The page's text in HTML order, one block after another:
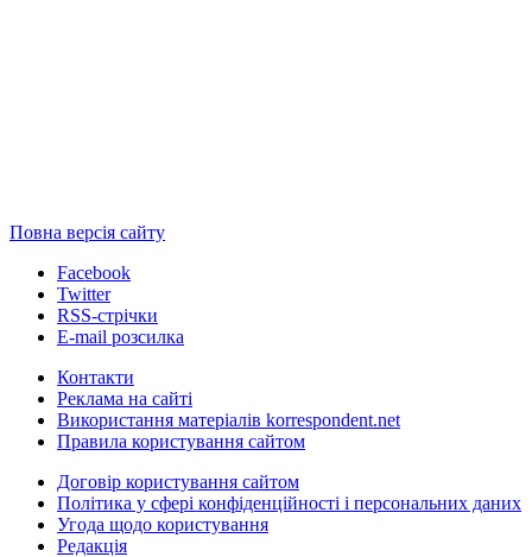
Повна версія сайту
Facebook
Twitter
RSS-стрічки
E-mail розсилка
Контакти
Реклама на сайті
Використання матеріалів korrespondent.net
Правила користування сайтом
Договір користування сайтом
Політика у сфері конфіденційності і персональних даних
Угода щодо користування
Редакція